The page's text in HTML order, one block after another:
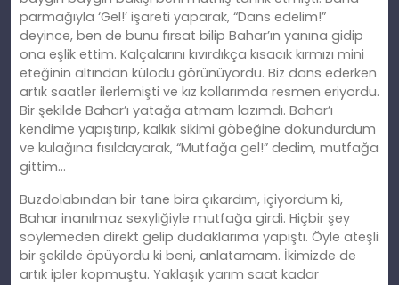
parmağıyla ‘Gel!’ işareti yaparak, “Dans edelim!”
deyince, ben de bunu fırsat bilip Bahar’ın yanına gidip
ona eşlik ettim. Kalçalarını kıvırdıkça kısacık kırmızı mini
eteğinin altından külodu görünüyordu. Biz dans ederken
artık saatler ilerlemişti ve kız kollarımda resmen eriyordu.
Bir şekilde Bahar’ı yatağa atmam lazımdı. Bahar’ı
kendime yapıştırıp, kalkık sikimi göbeğine dokundurdum
ve kulağına fısıldayarak, “Mutfağa gel!” dedim, mutfağa
gittim…
Buzdolabından bir tane bira çıkardım, içiyordum ki,
Bahar inanılmaz sexyliğiyle mutfağa girdi. Hiçbir şey
söylemeden direkt gelip dudaklarıma yapıştı. Öyle ateşli
bir şekilde öpüyordu ki beni, anlatamam. İkimizde de
artık ipler kopmuştu. Yaklaşık yarım saat kadar